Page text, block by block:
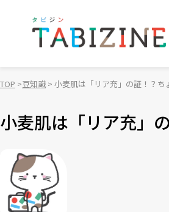
TOP 豆知識 小麦肌は「リア充」の証！？
小麦肌は「リア充」